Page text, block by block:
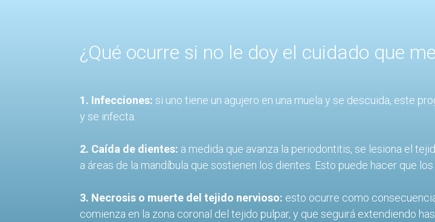
¿Qué ocurre si no le doy el cuidado que
1. Infecciones: si uno tiene un agujero en una muela y se descuida, este
y se infecta.
2. Caída de dientes: a medida que avanza la periodontitis, se lesiona el
a áreas de la mandíbula que sostienen los dientes. Esto puede hacer que
3. Necrosis o muerte del tejido nervioso: esto ocurre como
comienza en la zona coronal del tejido pulpar, y que seguirá extendiendo